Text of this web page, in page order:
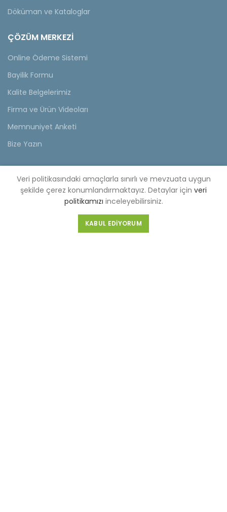
Döküman ve Kataloglar
ÇÖZÜM MERKEZİ
Online Ödeme Sistemi
Bayilik Formu
Kalite Belgelerimiz
Firma ve Ürün Videoları
Memnuniyet Anketi
Bize Yazın
KVKK
KVKK Aydınlatma Metni
Müşteri Aydınlatma Metni
Tedarikçi Aydınlatma Metni
Veri politikasındaki amaçlarla sınırlı ve mevzuata uygun
şekilde çerez konumlandırmaktayız. Detaylar için veri
politikamızı inceleyebilirsiniz.
KABUL EDIYORUM